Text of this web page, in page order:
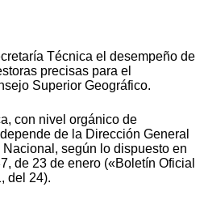
Técnica el desempeño de
precisas para el
Superior Geográfico.
con nivel orgánico de
de la Dirección General
según lo dispuesto en
de 23 de enero («Boletín Oficial
del 24).